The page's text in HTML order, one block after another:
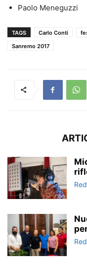
Paolo Meneguzzi
TAGS Carlo Conti
Sanremo 2017